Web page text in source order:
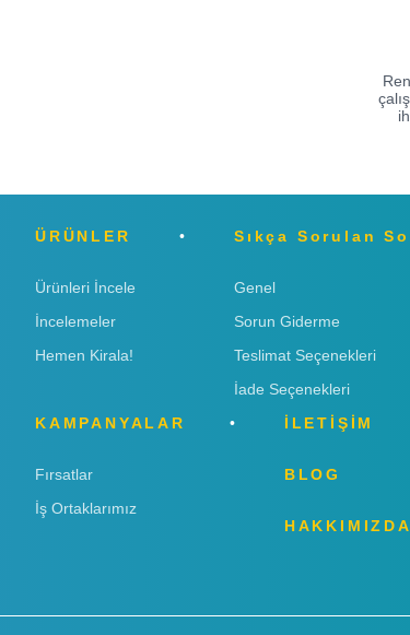
ÜRÜNLER
Ürünleri İncele
İncelemeler
Hemen Kirala!
Sıkça Sorulan
Genel
Sorun Giderme
Teslimat Seçenekleri
İade Seçenekleri
KAMPANYALAR
Fırsatlar
İş Ortaklarımız
İLETİŞİM
BLOG
HAKKIMIZDA